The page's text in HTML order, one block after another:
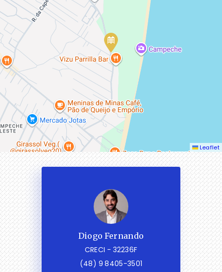
Leaflet
Diogo Fernando
CRECI - 32236F
(48) 9 8405-3501